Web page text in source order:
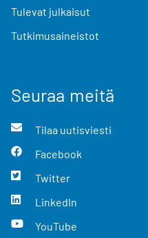
Tulevat julkaisut
Tutkimusaineistot
Seuraa meitä
Tilaa uutisviesti
Facebook
Twitter
LinkedIn
YouTube